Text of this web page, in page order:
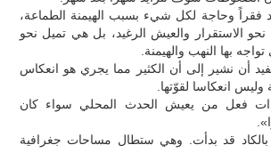
فقراً وحاجة لكل شيء بسبب الهيمنة الطماعة،
نحو الاستقرار والعيش الرغيد، بل هي تميل نحو
بها النهب والهيمنة.
أن نشير إلى أن الكثير مما يجري هو انعكاس
انعكاسا لقوّتها.
فعل من يعيش الحدث المحلي سواء كان
بالكاد قد بدأت. وهي ستطال مساحات جغرافية